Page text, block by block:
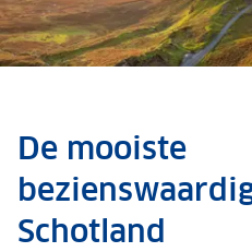
De mooiste
Schotland